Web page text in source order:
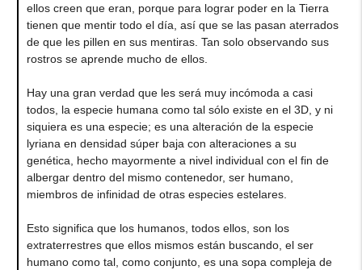
ellos creen que eran, porque para lograr poder en la Tierra
tienen que mentir todo el día, así que se las pasan aterrados
de que les pillen en sus mentiras. Tan solo observando sus
rostros se aprende mucho de ellos.
Hay una gran verdad que les será muy incómoda a casi
todos, la especie humana como tal sólo existe en el 3D, y ni
siquiera es una especie; es una alteración de la especie
lyriana en densidad súper baja con alteraciones a su
genética, hecho mayormente a nivel individual con el fin de
albergar dentro del mismo contenedor, ser humano,
miembros de infinidad de otras especies estelares.
Esto significa que los humanos, todos ellos, son los
extraterrestres que ellos mismos están buscando, el ser
humano como tal, como conjunto, es una sopa compleja de